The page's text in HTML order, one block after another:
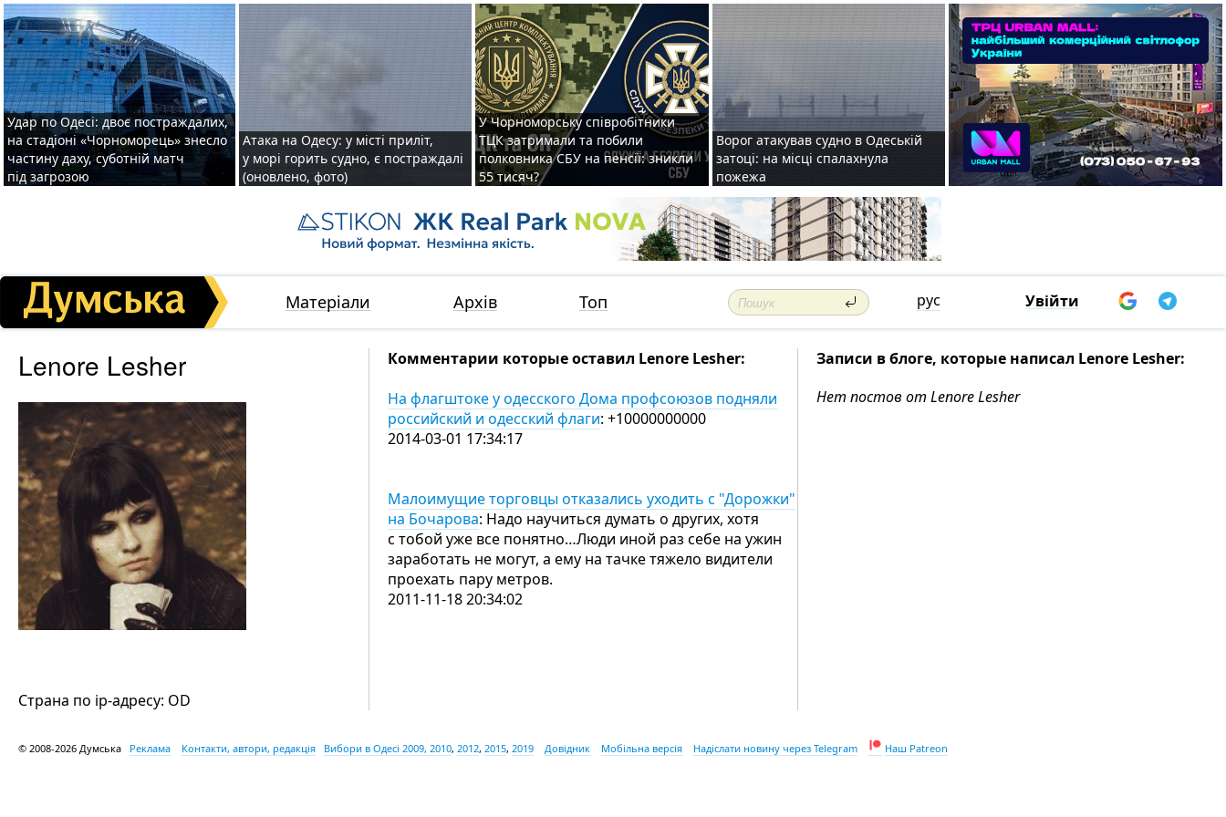
Удар по Одесі: двоє постраждалих,
на стадіоні «Чорноморець» знесло
частину даху, суботній матч
під загрозою
Атака на Одесу: у місті приліт,
у морі горить судно, є постраждалі
(оновлено, фото)
У Чорноморську співробітники
ТЦК затримали та побили
полковника СБУ на пенсії: зникли
55 тисяч?
Ворог атакував судно в Одеській
затоці: на місці спалахнула
пожежа
Матеріали Архів Топ рус Увійти
Lenore Lesher
Страна по ip-адресу: OD
Комментарии которые оставил Lenore Lesher:
На флагштоке у одесского Дома профсоюзов подняли
российский и одесский флаги: +10000000000
2014-03-01 17:34:17
Малоимущие торговцы отказались уходить с "Дорожки"
на Бочарова: Надо научиться думать о других, хотя
с тобой уже все понятно…Люди иной раз себе на ужин
заработать не могут, а ему на тачке тяжело видители
проехать пару метров.
2011-11-18 20:34:02
Записи в блоге, которые написал Lenore Lesher:
Нет постов от Lenore Lesher
© 2008-2026 Думська Реклама Контакти, автори, редакція Вибори в Одесі 2009, 2010, 2012, 2015, 2019 Довідник Мобільна версія Надіслати новину через Telegram Наш Patreon